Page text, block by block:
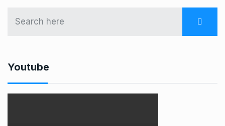
Youtube